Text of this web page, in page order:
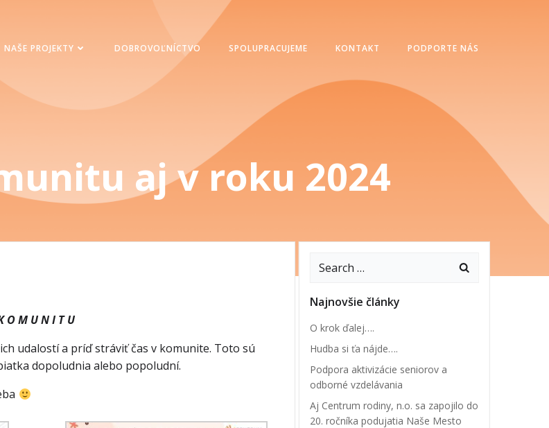
NAŠE PROJEKTY DOBROVOĽNÍCTVO SPOLUPRACUJEME KONTAKT PODPORTE NÁS
aj v roku 2024
O M U N I T U
udalostí a príď stráviť čas v komunite. Toto sú
dopoludnia alebo popoludní.
Najnovšie články
O krok ďalej….
Hudba si ťa nájde….
Podpora aktivizácie seniorov a
odborné vzdelávania
Aj Centrum rodiny, n.o. sa zapojilo do
20. ročníka podujatia Naše Mesto